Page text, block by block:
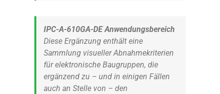
IPC-A-610GA-DE Anwendungsbereich
Diese Ergänzung enthält eine
Sammlung visueller Abnahmekriterien
für elektronische Baugruppen, die
ergänzend zu – und in einigen Fällen
auch an Stelle von – den